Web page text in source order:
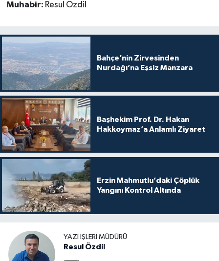
Muhabir: Resul Özdil
Bahçe’nin Zirvesinden
Nurdağı’na Eşsiz Manzara
Başhekim Prof. Dr. Hakan
Hakkoymaz’a Anlamlı Ziyaret
Erzin Mahmutlu’daki Çöplük
Yangını Kontrol Altında
YAZI İŞLERI MÜDÜRÜ
Resul Özdil